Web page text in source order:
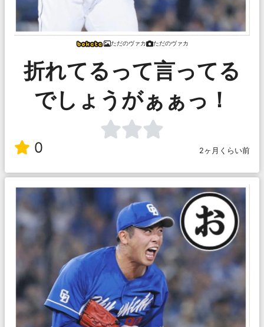
ただのヴァカ ただのヴァカ
折れてるって言ってる
でしょうがぁぁっ！
0 2ヶ月くらい前